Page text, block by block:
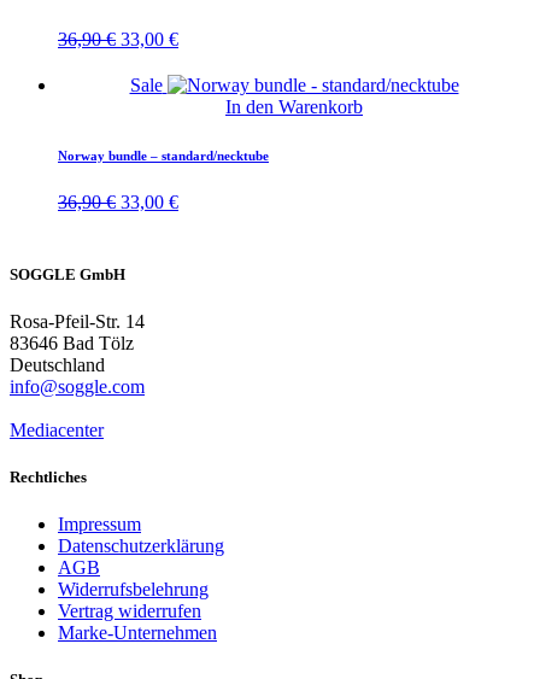
36,90€ Ursprünglicher
war:
33,00 €Aktueller
ist:
33,00 €.
Sale
In den Warenkorb
Norway bundle – standard/necktube
36,90€ Ursprünglicher
36,90 €
33,00 €Aktueller
SOGGLE GmbH
Rosa-Pfeil-Str. 14
83646 Bad Tölz
Deutschland
info@soggle.com
Mediacenter
Rechtliches
Impressum
Datenschutzerklärung
AGB
Widerrufsbelehrung
Vertrag widerrufen
Marke-Unternehmen